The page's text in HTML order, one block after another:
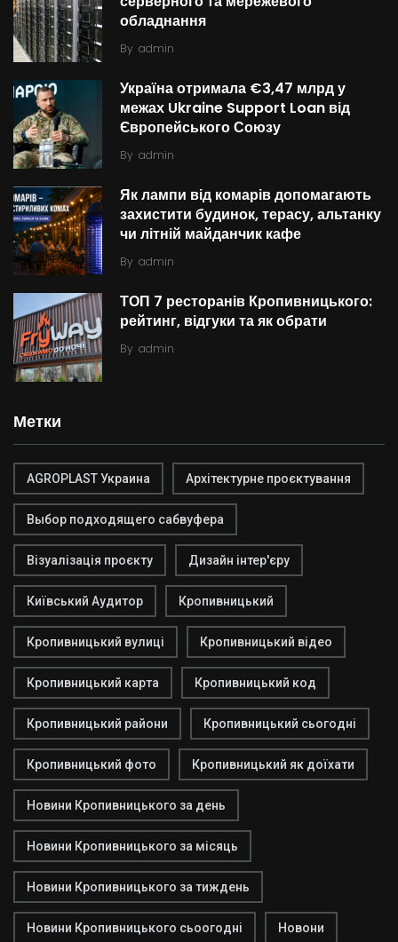
обладнання
By admin
Україна отримала €3,47 млрд у
межах Ukraine Support Loan від
Європейського Союзу
By admin
Як лампи від комарів допомагають
захистити будинок, терасу, альтанку
чи літній майданчик кафе
By admin
ТОП 7 ресторанів Кропивницького:
рейтинг, відгуки та як обрати
By admin
Метки
AGROPLAST Украина Архітектурне проєктування
Выбор подходящего сабвуфера
Візуалізація проєкту Дизайн інтер'єру
Київський Аудитор Кропивницький
Кропивницький вулиці Кропивницький відео
Кропивницький карта Кропивницький код
Кропивницький райони Кропивницький сьогодні
Кропивницький фото Кропивницький як доїхати
Новини Кропивницького за день
Новини Кропивницького за місяць
Новини Кропивницького за тиждень
Новини Кропивницького сьоогодні Новони